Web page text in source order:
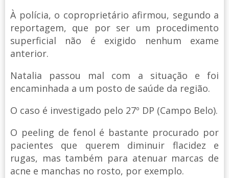
À polícia, o coproprietário afirmou, segundo a
reportagem, que por ser um procedimento
superficial não é exigido nenhum exame
anterior.
Natalia passou mal com a situação e foi
encaminhada a um posto de saúde da região.
O caso é investigado pelo 27º DP (Campo Belo).
O peeling de fenol é bastante procurado por
pacientes que querem diminuir flacidez e
rugas, mas também para atenuar marcas de
acne e manchas no rosto, por exemplo.